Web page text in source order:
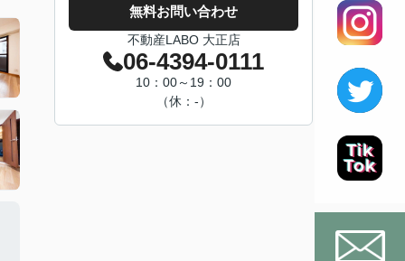
無料お問い合わせ
不動産LABO 大正店
06-4394-0111
10：00～19：00
（休：-）